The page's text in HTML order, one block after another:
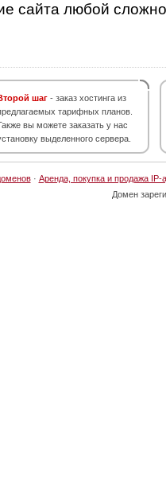
сайта любой
шаг - заказ хостинга из
тарифных планов.
вы можете заказать у нас
выделенного сервера.
· Аренда, покупка и продажа IP-
Домен